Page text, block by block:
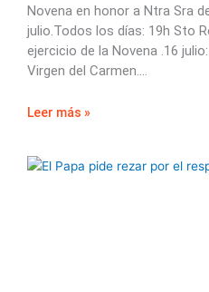
Novena en honor a Ntra Sra
julio.Todos los días: 19h Sto
ejercicio de la Novena .16
Virgen del Carmen.
Leer más »